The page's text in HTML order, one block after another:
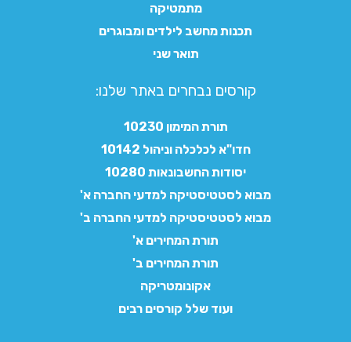
מתמטיקה
תכנות מחשב לילדים ומבוגרים
תואר שני
קורסים נבחרים באתר שלנו:​
תורת המימון 10230
חדו"א לכלכלה וניהול 10142
יסודות החשבונאות 10280
מבוא לסטטיסטיקה למדעי החברה א'
מבוא לסטטיסטיקה למדעי החברה ב'
תורת המחירים א'
תורת המחירים ב'
אקונומטריקה
ועוד שלל קורסים רבים